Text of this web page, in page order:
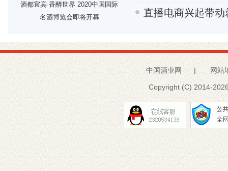
酒都宜宾·香醉世界 2020中国国际
名酒博览会即将开幕
直播电商兴起带
中国酒业网 | 网站
Copyright (C) 2014-